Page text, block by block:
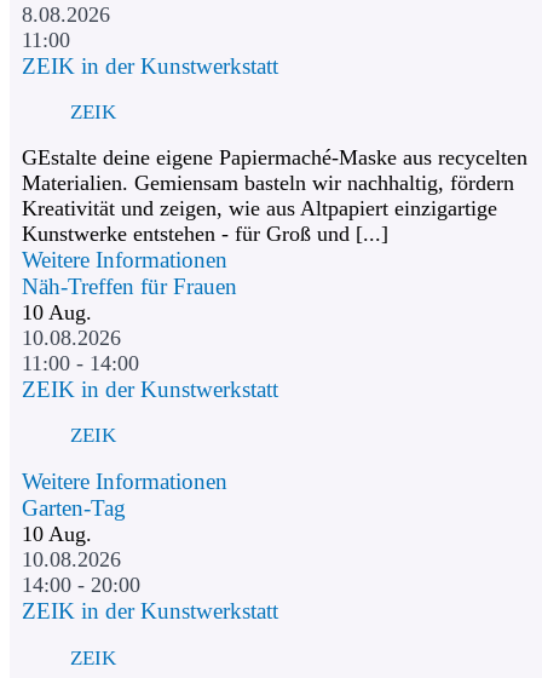
8.08.2026
11:00
ZEIK in der Kunstwerkstatt
ZEIK
GEstalte deine eigene Papiermaché-Maske aus recycelten
Materialien. Gemiensam basteln wir nachhaltig, fördern
Kreativität und zeigen, wie aus Altpapiert einzigartige
Kunstwerke entstehen - für Groß und [...]
Weitere Informationen
Näh-Treffen für Frauen
10 Aug.
10.08.2026
11:00 - 14:00
ZEIK in der Kunstwerkstatt
ZEIK
Weitere Informationen
Garten-Tag
10 Aug.
10.08.2026
14:00 - 20:00
ZEIK in der Kunstwerkstatt
ZEIK